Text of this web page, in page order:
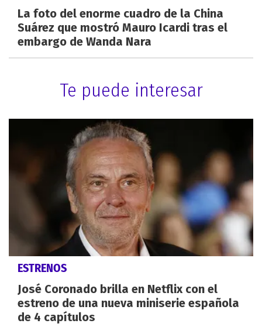
La foto del enorme cuadro de la China
Suárez que mostró Mauro Icardi tras el
embargo de Wanda Nara
Te puede interesar
ESTRENOS
José Coronado brilla en Netflix con el
estreno de una nueva miniserie española
de 4 capítulos